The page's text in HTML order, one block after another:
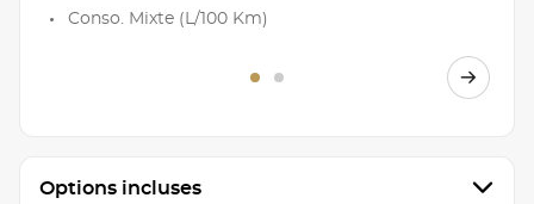
Conso. Mixte (L/100 Km)
Options incluses